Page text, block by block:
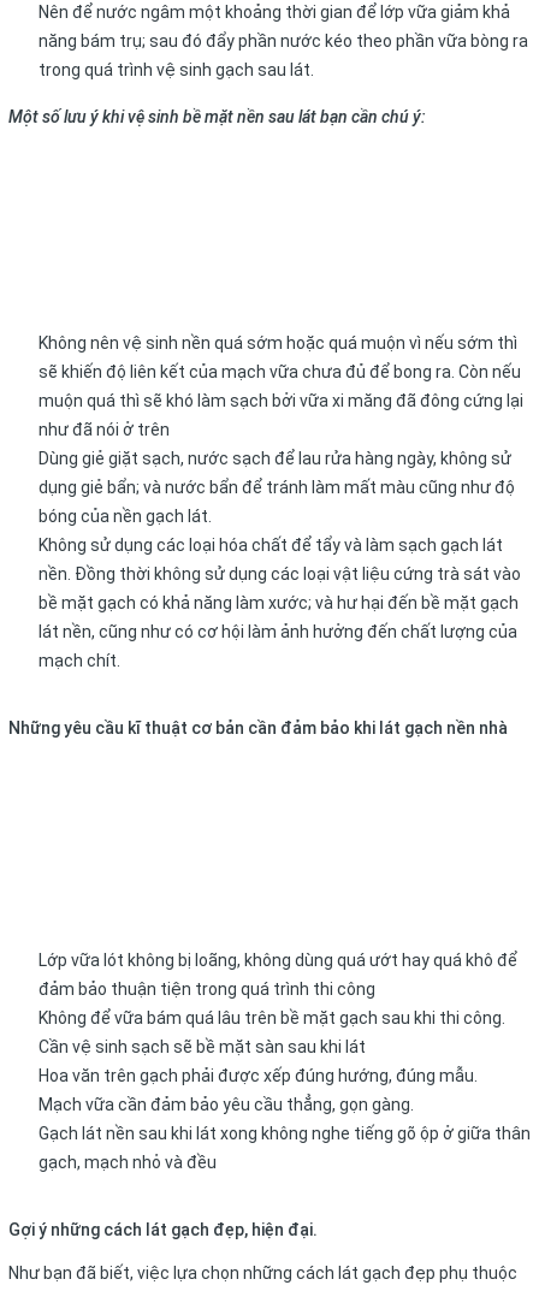
Nên để nước ngâm một khoảng thời gian để lớp vữa giảm khả
năng bám trụ; sau đó đẩy phần nước kéo theo phần vữa bòng ra
trong quá trình vệ sinh gạch sau lát.
Một số lưu ý khi vệ sinh bề mặt nền sau lát bạn cần chú ý:
Không nên vệ sinh nền quá sớm hoặc quá muộn vì nếu sớm thì
sẽ khiến độ liên kết của mạch vữa chưa đủ để bong ra. Còn nếu
muộn quá thì sẽ khó làm sạch bởi vữa xi măng đã đông cứng lại
như đã nói ở trên
Dùng giẻ giặt sạch, nước sạch để lau rửa hàng ngày, không sử
dụng giẻ bẩn; và nước bẩn để tránh làm mất màu cũng như độ
bóng của nền gạch lát.
Không sử dụng các loại hóa chất để tẩy và làm sạch gạch lát
nền. Đồng thời không sử dụng các loại vật liệu cứng trà sát vào
bề mặt gạch có khả năng làm xước; và hư hại đến bề mặt gạch
lát nền, cũng như có cơ hội làm ảnh hưởng đến chất lượng của
mạch chít.
Những yêu cầu kĩ thuật cơ bản cần đảm bảo khi lát gạch nền nhà
Lớp vữa lót không bị loãng, không dùng quá ướt hay quá khô để
đảm bảo thuận tiện trong quá trình thi công
Không để vữa bám quá lâu trên bề mặt gạch sau khi thi công.
Cần vệ sinh sạch sẽ bề mặt sàn sau khi lát
Hoa văn trên gạch phải được xếp đúng hướng, đúng mẫu.
Mạch vữa cần đảm bảo yêu cầu thẳng, gọn gàng.
Gạch lát nền sau khi lát xong không nghe tiếng gõ ộp ở giữa thân
gạch, mạch nhỏ và đều
Gợi ý những cách lát gạch đẹp, hiện đại.
Như bạn đã biết, việc lựa chọn những cách lát gạch đẹp phụ thuộc